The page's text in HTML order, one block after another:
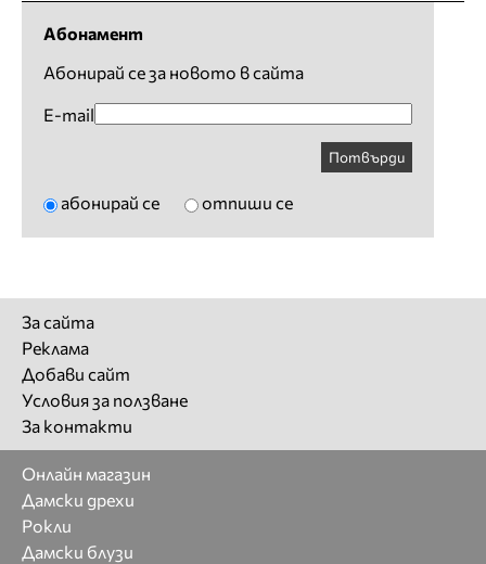
Абонамент
Абонирай се за новото в сайта
E-mail
Потвърди
абонирай се отпиши се
За сайта
Реклама
Добави сайт
Условия за ползване
За контакти
Онлайн магазин
Дамски дрехи
Рокли
Дамски блузи